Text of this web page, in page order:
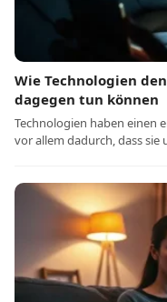
Wie Technologien
dagegen tun können
Technologien haben einen
vor allem dadurch, dass sie